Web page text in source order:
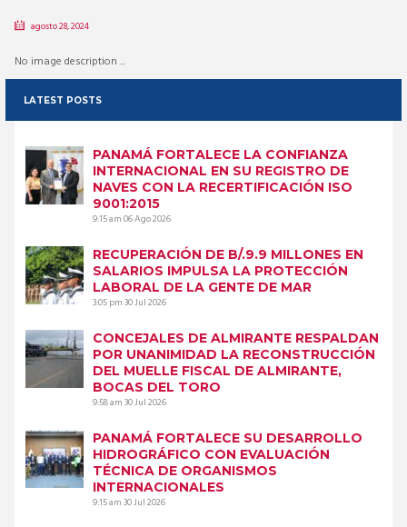
agosto 28, 2024
No image description ...
LATEST POSTS
PANAMÁ FORTALECE LA CONFIANZA
INTERNACIONAL EN SU REGISTRO DE
NAVES CON LA RECERTIFICACIÓN ISO
9001:2015
9:15 am06 Ago 2026
RECUPERACIÓN DE B/.9.9 MILLONES EN
SALARIOS IMPULSA LA PROTECCIÓN
LABORAL DE LA GENTE DE MAR
3:05 pm30 Jul 2026
CONCEJALES DE ALMIRANTE RESPALDAN
POR UNANIMIDAD LA RECONSTRUCCIÓN
DEL MUELLE FISCAL DE ALMIRANTE,
BOCAS DEL TORO
9:58 am30 Jul 2026
PANAMÁ FORTALECE SU DESARROLLO
HIDROGRÁFICO CON EVALUACIÓN
TÉCNICA DE ORGANISMOS
INTERNACIONALES
9:15 am30 Jul 2026